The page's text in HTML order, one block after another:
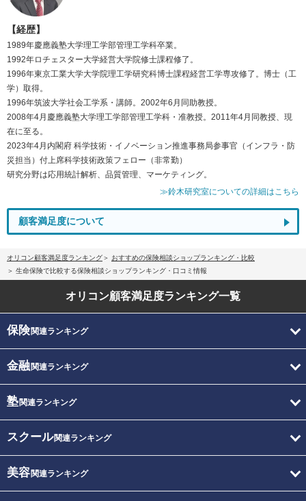
【経歴】
1989年慶應義塾大学理工学部管理工学科卒業。
1992年ロチェスター大学経営大学院修士課程修了。
1996年東京工業大学大学院理工学研究科博士課程経営工学専攻修了。博士（工
学）取得。
1996年筑波大学社会工学系・講師。2002年6月同助教授。
2008年4月慶應義塾大学理工学部管理工学科・准教授。2011年4月同教授、現
在に至る。
2023年4月内閣府 科学技術・イノベーション推進事務局参事官（インフラ・防
災担当）付上席科学技術政策フェロー（非常勤）
研究分野は応用統計解析、品質管理、マーケティング。
≫鈴木研究室についての詳細はこちら
顧客満足度について
オリコン顧客満足度ランキング
おすすめの保険相談ショップランキング・比較
生命保険で比較する保険相談ショップランキング・口コミ情報
オリコン顧客満足度ランキング一覧
保険関連ランキング
金融関連ランキング
塾関連ランキング
スクール関連ランキング
美容関連ランキング